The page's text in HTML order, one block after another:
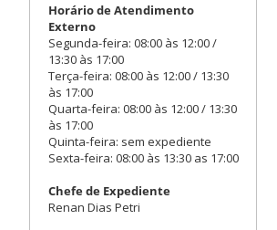
Horário de Atendimento
Externo
Segunda-feira: 08:00 às 12:00 /
13:30 às 17:00
Terça-feira: 08:00 às 12:00 / 13:30
às 17:00
Quarta-feira: 08:00 às 12:00 / 13:30
às 17:00
Quinta-feira: sem expediente
Sexta-feira: 08:00 às 13:30 as 17:00
Chefe de Expediente
Renan Dias Petri